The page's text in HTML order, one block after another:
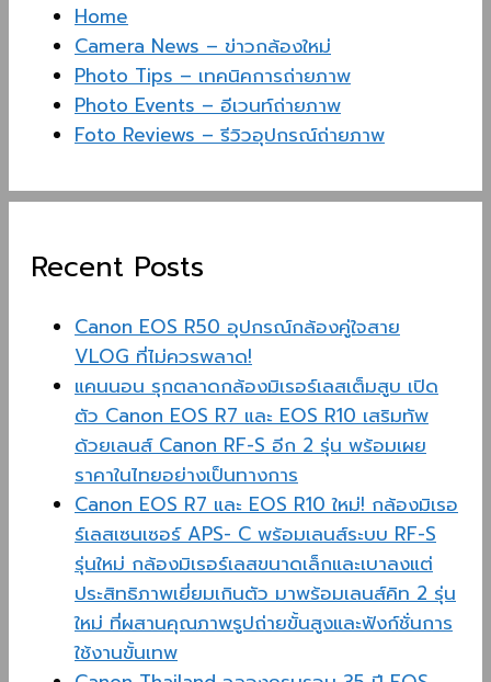
Home
Camera News – ข่าวกล้องใหม่
Photo Tips – เทคนิคการถ่ายภาพ
Photo Events – อีเวนท์ถ่ายภาพ
Foto Reviews – รีวิวอุปกรณ์ถ่ายภาพ
Recent Posts
Canon EOS R50 อุปกรณ์กล้องคู่ใจสาย
VLOG ที่ไม่ควรพลาด!
แคนนอน รุกตลาดกล้องมิเรอร์เลสเต็มสูบ เปิด
ตัว Canon EOS R7 และ EOS R10 เสริมทัพ
ด้วยเลนส์ Canon RF-S อีก 2 รุ่น พร้อมเผย
ราคาในไทยอย่างเป็นทางการ
Canon EOS R7 และ EOS R10 ใหม่! กล้องมิเรอ
ร์เลสเซนเซอร์ APS- C พร้อมเลนส์ระบบ RF-S
รุ่นใหม่ กล้องมิเรอร์เลสขนาดเล็กและเบาลงแต่
ประสิทธิภาพเยี่ยมเกินตัว มาพร้อมเลนส์คิท 2 รุ่น
ใหม่ ที่ผสานคุณภาพรูปถ่ายขั้นสูงและฟังก์ชั่นการ
ใช้งานขั้นเทพ